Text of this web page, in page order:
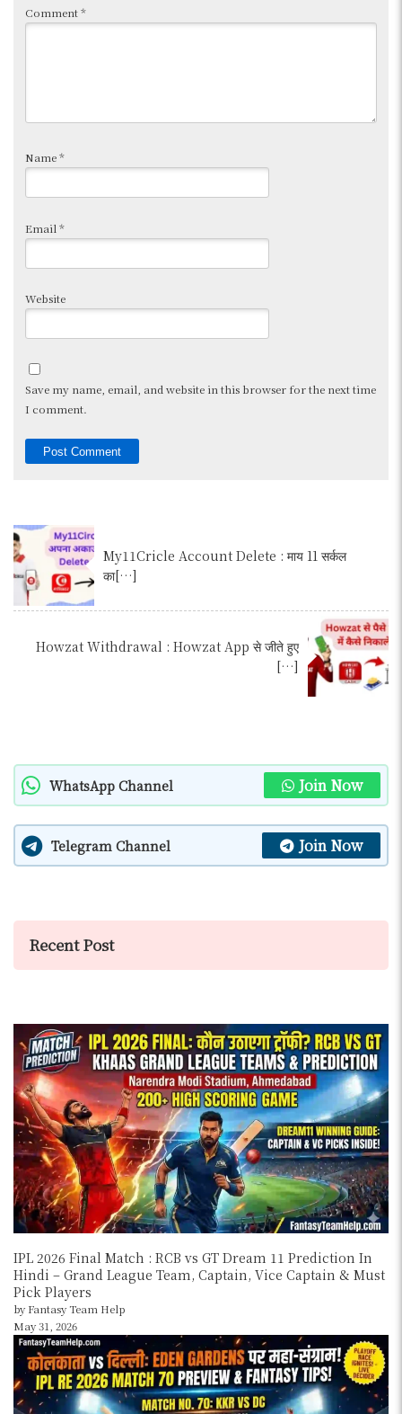
Comment*
Name*
Email *
Website
Save my name, email, and website in this browser for the next time
I comment.
My11Cricle Account Delete : माय 11 सर्कल
का[…]
Howzat Withdrawal : Howzat App से जीते हुए
[…]
WhatsApp Channel Join Now
Telegram Channel Join Now
Recent Post
IPL 2026 Final Match : RCB vs GT Dream 11 Prediction In
Hindi – Grand League Team, Captain, Vice Captain & Must
Pick Players
by Fantasy Team Help
May 31, 2026